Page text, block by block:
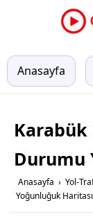
Anasayfa
Karabük
Durumu
Anasayfa › Yol-
Yoğunluğuk Haritası